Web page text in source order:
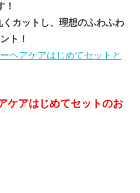
！
カットし、理想のふわふわ
ト！
ヘアケアはじめてセットと
アはじめてセットのお